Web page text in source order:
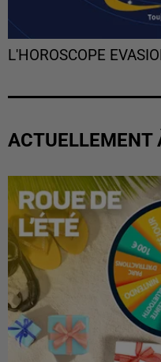
L'HOROSCOPE
ACTUELLEMENT